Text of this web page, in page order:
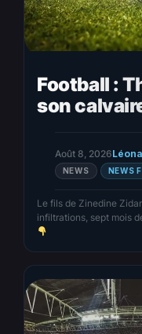
Football :
son
Août 8, 2026
NEWS NEWS
Le fils de Zinedine
infiltrations, sept mois